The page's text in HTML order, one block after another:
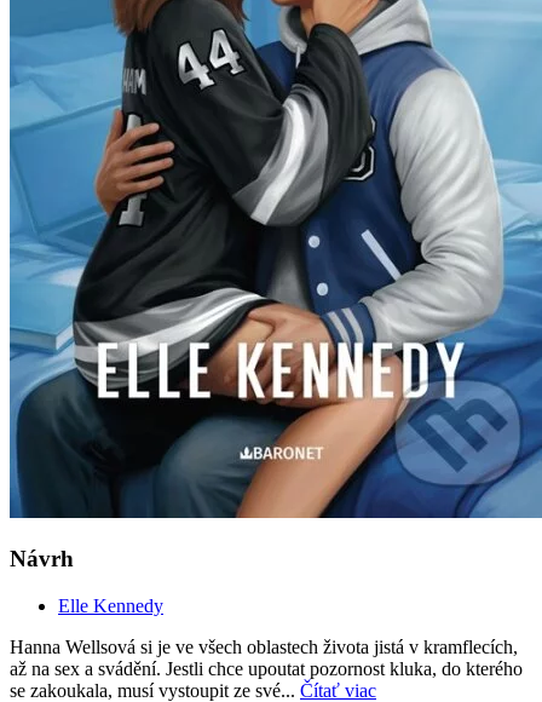
Návrh
Elle Kennedy
Hanna Wellsová si je ve všech oblastech života jistá v kramflecích,
až na sex a svádění. Jestli chce upoutat pozornost kluka, do kterého
se zakoukala, musí vystoupit ze své... Čítať viac